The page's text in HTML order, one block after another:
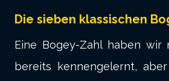
Die sieben klassischen
Eine Bogey-Zahl haben wir
bereits kennengelernt,